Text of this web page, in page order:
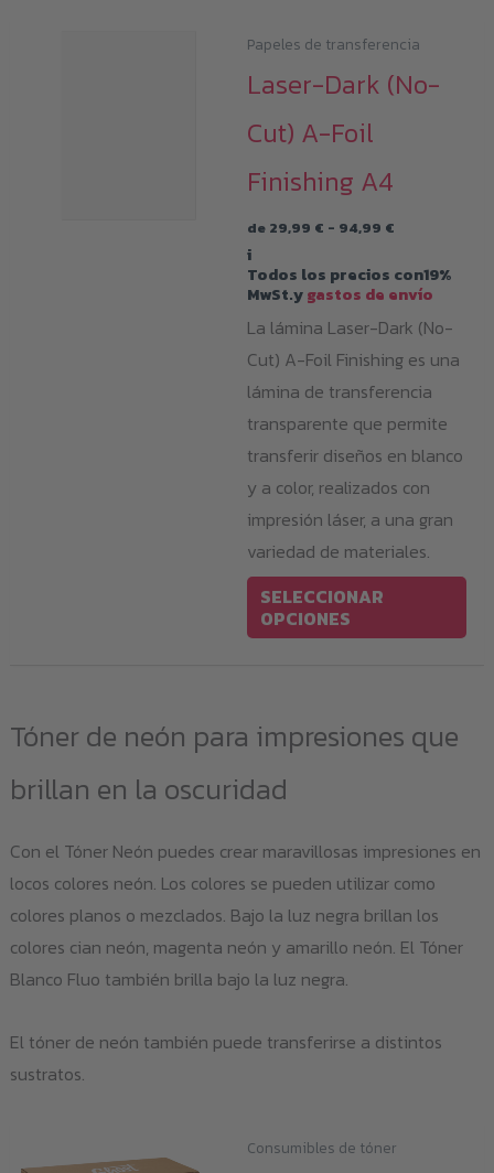
Papeles de transferencia
Laser-Dark (No-
Cut) A-Foil
Finishing A4
de 29,99 € - 94,99 €
desde
29,99 €
94,99 €
i
Todos los precios con19%
MwSt.ygastos de envío
La lámina Laser-Dark (No-
Cut) A-Foil Finishing es una
lámina de transferencia
transparente que permite
transferir diseños en blanco
y a color, realizados con
impresión láser, a una gran
variedad de materiales.
SELECCIONAR
OPCIONES
Tóner de neón para impresiones que
brillan en la oscuridad
Con el Tóner Neón puedes crear maravillosas impresiones en
locos colores neón. Los colores se pueden utilizar como
colores planos o mezclados. Bajo la luz negra brillan los
colores cian neón, magenta neón y amarillo neón. El Tóner
Blanco Fluo también brilla bajo la luz negra.
El tóner de neón también puede transferirse a distintos
sustratos.
Consumibles de tóner